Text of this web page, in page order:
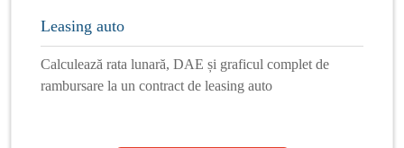
Leasing auto
Calculează rata lunară, DAE și graficul complet de
rambursare la un contract de leasing auto